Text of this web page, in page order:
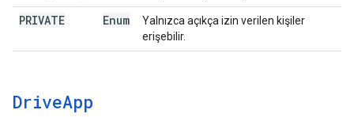
PRIVATE Enum
Yalnızca açıkça izin verilen kişiler
erişebilir.
DriveApp